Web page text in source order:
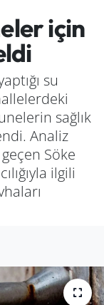
için
su
sağlık
Analiz
Söke
ilgili